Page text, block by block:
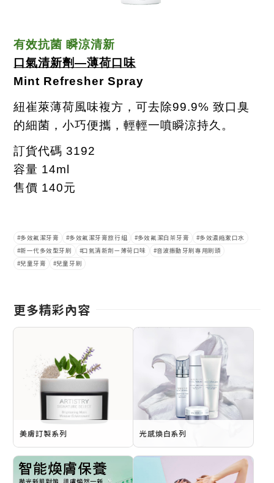
有效抗菌 瞬涼清新
口氣清新劑―薄荷口味
Mint Refresher Spray
紐崔萊薄荷風味複方，可去除99.9%致口臭
的細菌，小巧便攜，輕輕一噴瞬涼持久。
訂貨代碼 3192
容量 14ml
售價 140元
多效氟潔牙膏 多效氟潔牙膏旅行組 多效氟潔白茶牙膏
多效濃縮漱口水
新一代多效型牙刷
口氣清新劑—薄荷口味
音波振動牙刷專用刷頭
兒童牙膏
兒童牙刷
更多精彩內容
美膚訂製系列 光感煥白系列